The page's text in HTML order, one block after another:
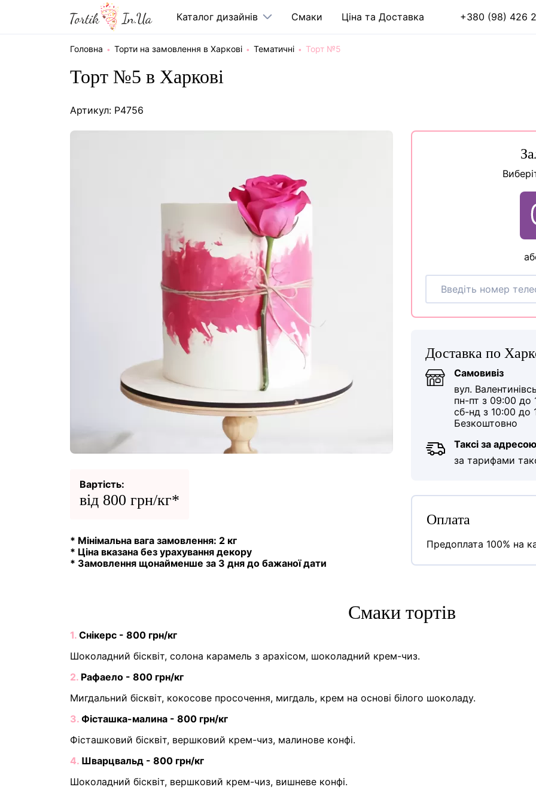
Каталог дизайнів Cмаки Ціна та Доставка +380 (98) 426
Головна Торти на замовлення в Харкові Тематичні Торт №5
Торт №5 в Харкові
Артикул: P4756
Вартість:
від 800 грн/кг*
* Мінімальна вага замовлення: 2 кг
* Ціна вказана без урахування декору
* Замовлення щонайменше за 3 дня до бажаної дати
Доставка по
Самовивіз
вул.
пн-пт з 09:00 до
сб-нд з 10:00 до
Безкоштовно
Таксі за адресою
за тарифами
Оплата
Предоплата 100% на
Cмаки тортів
1. Снікерс - 800 грн/кг
Шоколадний бісквіт, солона карамель з арахісом, шоколадний крем-чиз.
2. Рафаело - 800 грн/кг
Мигдальний бісквіт, кокосове просочення, мигдаль, крем на основі білого шоколаду.
3. Фісташка-малина - 800 грн/кг
Фісташковий бісквіт, вершковий крем-чиз, малинове конфі.
4. Шварцвальд - 800 грн/кг
Шоколадний бісквіт, вершковий крем-чиз, вишневе конфі.